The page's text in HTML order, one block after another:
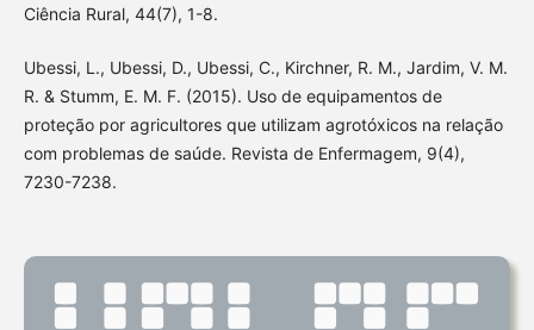
Ciência Rural, 44(7), 1-8.
Ubessi, L., Ubessi, D., Ubessi, C., Kirchner, R. M., Jardim, V. M.
R. & Stumm, E. M. F. (2015). Uso de equipamentos de
proteção por agricultores que utilizam agrotóxicos na relação
com problemas de saúde. Revista de Enfermagem, 9(4),
7230-7238.